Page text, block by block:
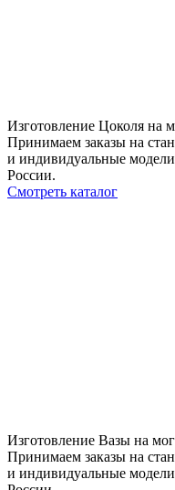
Изготовление Цоколя на
Принимаем заказы на
и индивидуальные
России.
Смотреть каталог
Изготовление Вазы на
Принимаем заказы на
и индивидуальные